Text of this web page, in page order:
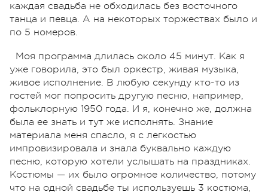
каждая свадьба не обходилась без восточного
танца и певца. А на некоторых торжествах было и
по 5 номеров.
Моя программа длилась около 45 минут. Как я
уже говорила, это был оркестр, живая музыка,
живое исполнение. В любую секунду кто-то из
гостей мог попросить другую песню, например,
фольклорную 1950 года. И я, конечно же, должна
была ее знать и тут же исполнять. Знание
материала меня спасло, я с легкостью
импровизировала и знала буквально каждую
песню, которую хотели услышать на праздниках.
Костюмы — их было огромное количество, потому
что на одной свадьбе ты используешь 3 костюма,